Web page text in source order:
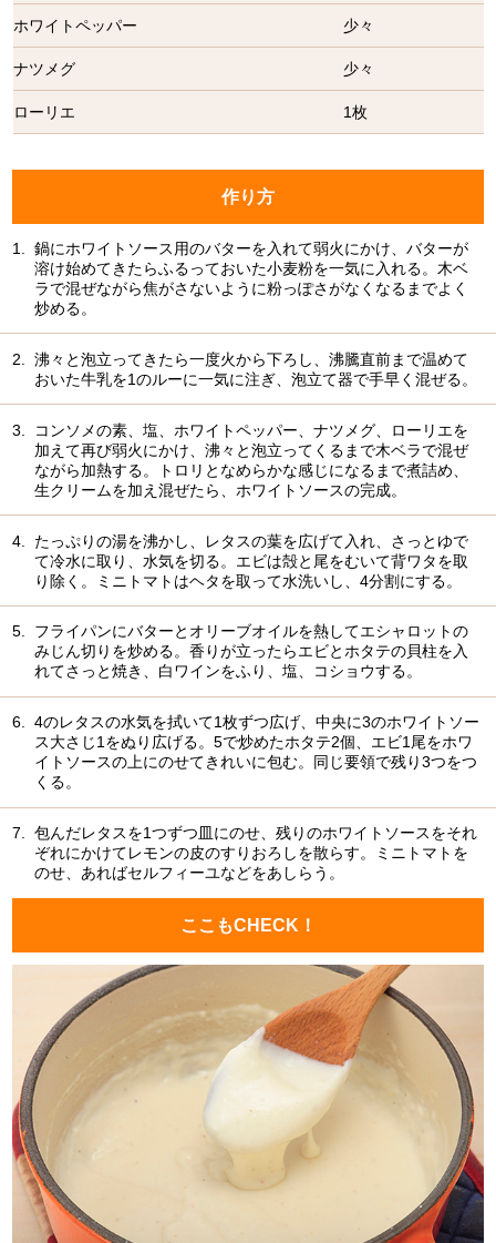
ホワイトペッパー 少々
ナツメグ 少々
ローリエ 1枚
作り方
1.
鍋にホワイトソース用のバターを入れて弱火にかけ、バターが
溶け始めてきたらふるっておいた小麦粉を一気に入れる。木ベ
ラで混ぜながら焦がさないように粉っぽさがなくなるまでよく
炒める。
2.
沸々と泡立ってきたら一度火から下ろし、沸騰直前まで温めて
おいた牛乳を1のルーに一気に注ぎ、泡立て器で手早く混ぜる。
3.
コンソメの素、塩、ホワイトペッパー、ナツメグ、ローリエを
加えて再び弱火にかけ、沸々と泡立ってくるまで木ベラで混ぜ
ながら加熱する。トロリとなめらかな感じになるまで煮詰め、
生クリームを加え混ぜたら、ホワイトソースの完成。
4.
たっぷりの湯を沸かし、レタスの葉を広げて入れ、さっとゆで
て冷水に取り、水気を切る。エビは殻と尾をむいて背ワタを取
り除く。ミニトマトはヘタを取って水洗いし、4分割にする。
5.
フライパンにバターとオリーブオイルを熱してエシャロットの
みじん切りを炒める。香りが立ったらエビとホタテの貝柱を入
れてさっと焼き、白ワインをふり、塩、コショウする。
6. 4のレタスの水気を拭いて1枚ずつ広げ、中央に3のホワイトソー
ス大さじ1をぬり広げる。5で炒めたホタテ2個、エビ1尾をホワ
イトソースの上にのせてきれいに包む。同じ要領で残り3つをつ
くる。
7. 包んだレタスを1つずつ皿にのせ、残りのホワイトソースをそれ
ぞれにかけてレモンの皮のすりおろしを散らす。ミニトマトを
のせ、あればセルフィーユなどをあしらう。
ここもCHECK！